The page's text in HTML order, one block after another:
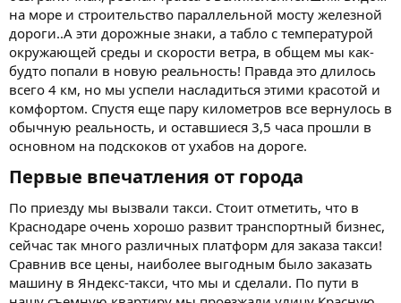
на море и строительство параллельной мосту железной
дороги..А эти дорожные знаки, а табло с температурой
окружающей среды и скорости ветра, в общем мы как-
будто попали в новую реальность! Правда это длилось
всего 4 км, но мы успели насладиться этими красотой и
комфортом. Спустя еще пару километров все вернулось в
обычную реальность, и оставшиеся 3,5 часа прошли в
основном на подскоков от ухабов на дороге.
Первые впечатления от города​
По приезду мы вызвали такси. Стоит отметить, что в
Краснодаре очень хорошо развит транспортный бизнес,
сейчас так много различных платформ для заказа такси!
Сравнив все цены, наиболее выгодным было заказать
машину в Яндекс-такси, что мы и сделали. По пути в